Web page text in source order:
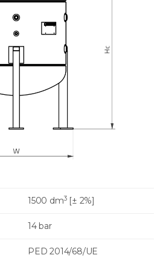
1500 dm3[± 2%]
14 bar
PED 2014/68/UE